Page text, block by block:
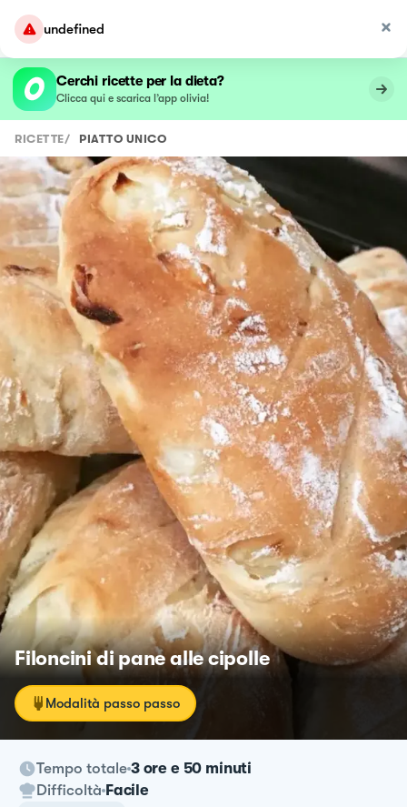
undefined
Cerchi ricette per la dieta?
Clicca qui e scarica l’app olivia!
RICETTE/ PIATTO UNICO
Filoncini di pane alle cipolle
Modalità passo passo
Tempo totale 3 ore e 50 minuti
Difficoltà Facile